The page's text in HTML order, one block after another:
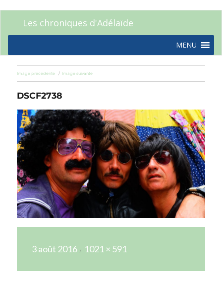
Les chroniques d'Adélaïde
MENU
Image précédente Image suivante
DSCF2738
le
3 août 2016
réelle
1021 × 591